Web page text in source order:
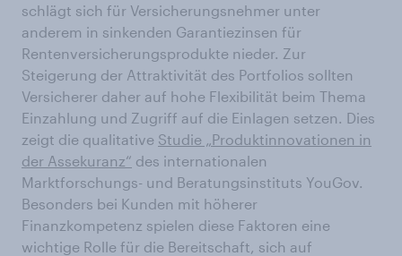
schlägt sich für Versicherungsnehmer unter
anderem in sinkenden Garantiezinsen für
Rentenversicherungsprodukte nieder. Zur
Steigerung der Attraktivität des Portfolios sollten
Versicherer daher auf hohe Flexibilität beim Thema
Einzahlung und Zugriff auf die Einlagen setzen. Dies
zeigt die qualitative Studie „Produktinnovationen in
der Assekuranz“ des internationalen
Marktforschungs- und Beratungsinstituts YouGov.
Besonders bei Kunden mit höherer
Finanzkompetenz spielen diese Faktoren eine
wichtige Rolle für die Bereitschaft, sich auf